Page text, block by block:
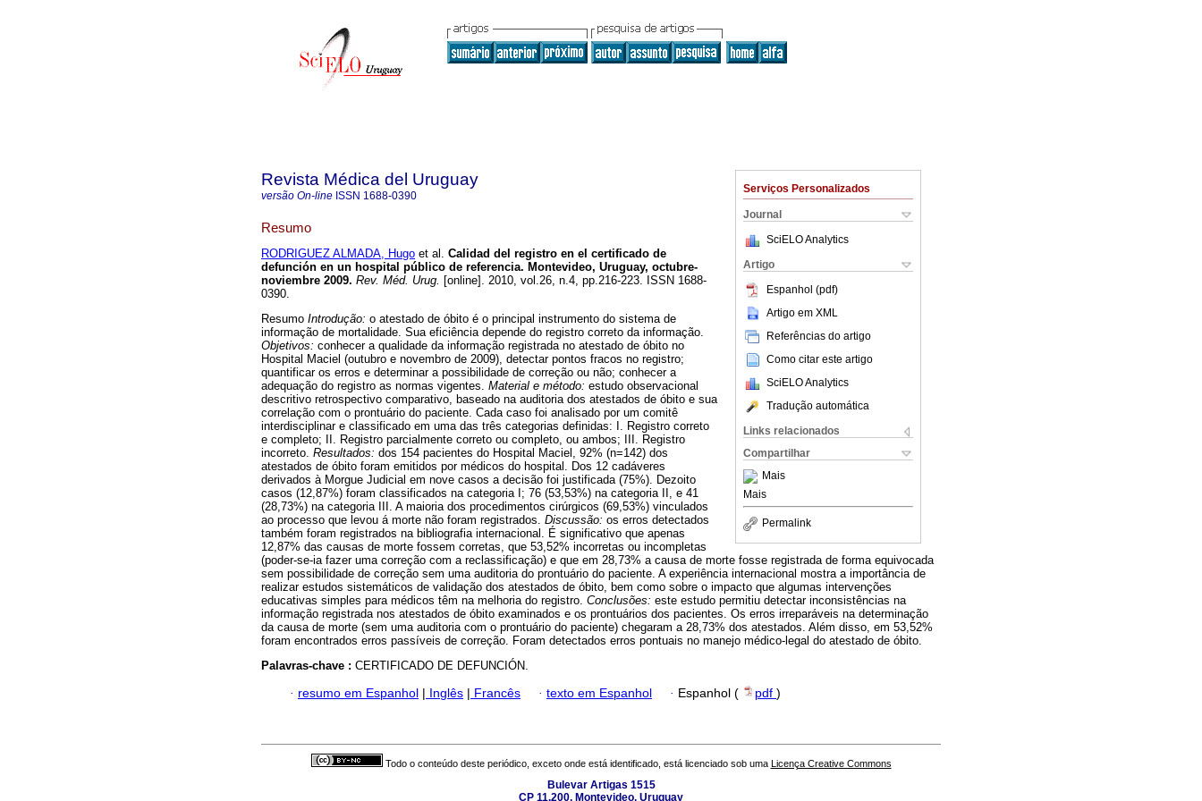
Serviços Personalizados
Journal
SciELO Analytics
Artigo
Espanhol (pdf)
Artigo em XML
Referências do artigo
Como citar este artigo
SciELO Analytics
Tradução automática
Links relacionados
Compartilhar
Mais
Mais
Permalink
Revista Médica del Uruguay
versão On-line ISSN 1688-0390
Resumo
RODRIGUEZ ALMADA, Hugo et al. Calidad del registro en el certificado de
defunción en un hospital público de referencia. Montevideo, Uruguay, octubre-
noviembre 2009. Rev. Méd. Urug. [online]. 2010, vol.26, n.4, pp.216-223. ISSN 1688-
0390.
Resumo Introdução: o atestado de óbito é o principal instrumento do sistema de
informação de mortalidade. Sua eficiência depende do registro correto da informação.
Objetivos: conhecer a qualidade da informação registrada no atestado de óbito no
Hospital Maciel (outubro e novembro de 2009), detectar pontos fracos no registro;
quantificar os erros e determinar a possibilidade de correção ou não; conhecer a
adequação do registro as normas vigentes. Material e método: estudo observacional
descritivo retrospectivo comparativo, baseado na auditoria dos atestados de óbito e sua
correlação com o prontuário do paciente. Cada caso foi analisado por um comitê
interdisciplinar e classificado em uma das três categorias definidas: I. Registro correto
e completo; II. Registro parcialmente correto ou completo, ou ambos; III. Registro
incorreto. Resultados: dos 154 pacientes do Hospital Maciel, 92% (n=142) dos
atestados de óbito foram emitidos por médicos do hospital. Dos 12 cadáveres
derivados à Morgue Judicial em nove casos a decisão foi justificada (75%). Dezoito
casos (12,87%) foram classificados na categoria I; 76 (53,53%) na categoria II, e 41
(28,73%) na categoria III. A maioria dos procedimentos cirúrgicos (69,53%) vinculados
ao processo que levou á morte não foram registrados. Discussão: os erros detectados
também foram registrados na bibliografia internacional. É significativo que apenas
12,87% das causas de morte fossem corretas, que 53,52% incorretas ou incompletas
(poder-se-ia fazer uma correção com a reclassificação) e que em 28,73% a causa de morte fosse registrada de forma equivocada
sem possibilidade de correção sem uma auditoria do prontuário do paciente. A experiência internacional mostra a importância de
realizar estudos sistemáticos de validação dos atestados de óbito, bem como sobre o impacto que algumas intervenções
educativas simples para médicos têm na melhoria do registro. Conclusões: este estudo permitiu detectar inconsistências na
informação registrada nos atestados de óbito examinados e os prontuários dos pacientes. Os erros irreparáveis na determinação
da causa de morte (sem uma auditoria com o prontuário do paciente) chegaram a 28,73% dos atestados. Além disso, em 53,52%
foram encontrados erros passíveis de correção. Foram detectados erros pontuais no manejo médico-legal do atestado de óbito.
Palavras-chave : CERTIFICADO DE DEFUNCIÓN.
· resumo em Espanhol | Inglês | Francês · texto em Espanhol · Espanhol ( pdf )
Todo o conteúdo deste periódico, exceto onde está identificado, está licenciado sob uma Licença Creative Commons
Bulevar Artigas 1515
CP 11.200, Montevideo, Uruguay